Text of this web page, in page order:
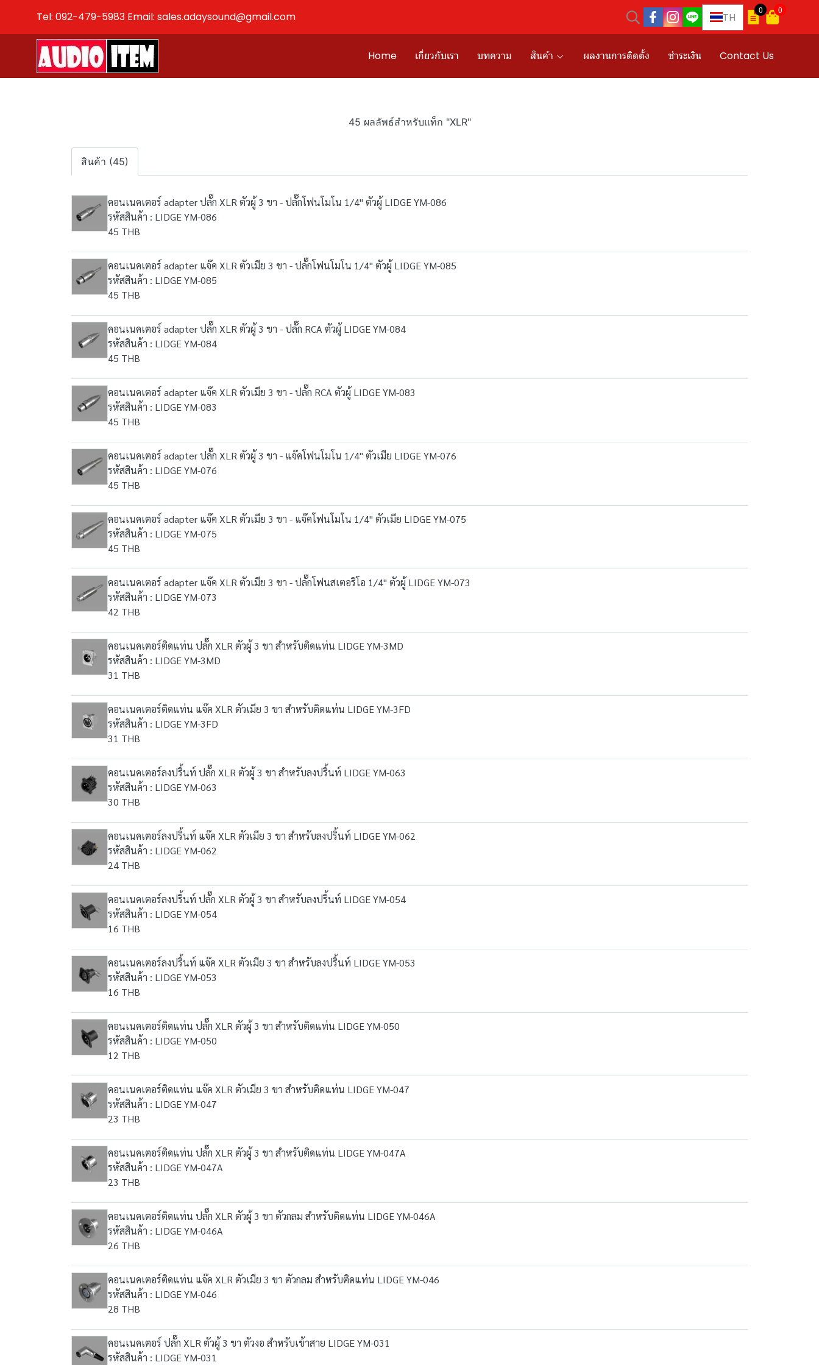
Tel: 092-479-5983 Email: sales.adaysound@gmail.com TH
0 0
Home เกี่ยวกับเรา บทความ สินค้า ผลงานการติดตั้ง ชำระเงิน Contact Us
45 ผลลัพธ์สำหรับแท็ก "XLR"
สินค้า (45)
คอนเนคเตอร์ adapter ปลั๊ก XLR ตัวผู้ 3 ขา - ปลั๊กโฟนโมโน 1/4" ตัวผู้ LIDGE YM-086
รหัสสินค้า : LIDGE YM-086
45 THB
คอนเนคเตอร์ adapter แจ๊ค XLR ตัวเมีย 3 ขา - ปลั๊กโฟนโมโน 1/4" ตัวผู้ LIDGE YM-085
รหัสสินค้า : LIDGE YM-085
45 THB
คอนเนคเตอร์ adapter ปลั๊ก XLR ตัวผู้ 3 ขา - ปลั๊ก RCA ตัวผู้ LIDGE YM-084
รหัสสินค้า : LIDGE YM-084
45 THB
คอนเนคเตอร์ adapter แจ๊ค XLR ตัวเมีย 3 ขา - ปลั๊ก RCA ตัวผู้ LIDGE YM-083
รหัสสินค้า : LIDGE YM-083
45 THB
คอนเนคเตอร์ adapter ปลั๊ก XLR ตัวผู้ 3 ขา - แจ๊คโฟนโมโน 1/4" ตัวเมีย LIDGE YM-076
รหัสสินค้า : LIDGE YM-076
45 THB
คอนเนคเตอร์ adapter แจ๊ค XLR ตัวเมีย 3 ขา - แจ๊คโฟนโมโน 1/4" ตัวเมีย LIDGE YM-075
รหัสสินค้า : LIDGE YM-075
45 THB
คอนเนคเตอร์ adapter แจ๊ค XLR ตัวเมีย 3 ขา - ปลั๊กโฟนสเตอริโอ 1/4" ตัวผู้ LIDGE YM-073
รหัสสินค้า : LIDGE YM-073
42 THB
คอนเนคเตอร์ติดแท่น ปลั๊ก XLR ตัวผู้ 3 ขา สำหรับติดแท่น LIDGE YM-3MD
รหัสสินค้า : LIDGE YM-3MD
31 THB
คอนเนคเตอร์ติดแท่น แจ๊ค XLR ตัวเมีย 3 ขา สำหรับติดแท่น LIDGE YM-3FD
รหัสสินค้า : LIDGE YM-3FD
31 THB
คอนเนคเตอร์ลงปริ้นท์ ปลั๊ก XLR ตัวผู้ 3 ขา สำหรับลงปริ้นท์ LIDGE YM-063
รหัสสินค้า : LIDGE YM-063
30 THB
คอนเนคเตอร์ลงปริ้นท์ แจ๊ค XLR ตัวเมีย 3 ขา สำหรับลงปริ้นท์ LIDGE YM-062
รหัสสินค้า : LIDGE YM-062
24 THB
คอนเนคเตอร์ลงปริ้นท์ ปลั๊ก XLR ตัวผู้ 3 ขา สำหรับลงปริ้นท์ LIDGE YM-054
รหัสสินค้า : LIDGE YM-054
16 THB
คอนเนคเตอร์ลงปริ้นท์ แจ๊ค XLR ตัวเมีย 3 ขา สำหรับลงปริ้นท์ LIDGE YM-053
รหัสสินค้า : LIDGE YM-053
16 THB
คอนเนคเตอร์ติดแท่น ปลั๊ก XLR ตัวผู้ 3 ขา สำหรับติดแท่น LIDGE YM-050
รหัสสินค้า : LIDGE YM-050
12 THB
คอนเนคเตอร์ติดแท่น แจ๊ค XLR ตัวเมีย 3 ขา สำหรับติดแท่น LIDGE YM-047
รหัสสินค้า : LIDGE YM-047
23 THB
คอนเนคเตอร์ติดแท่น ปลั๊ก XLR ตัวผู้ 3 ขา สำหรับติดแท่น LIDGE YM-047A
รหัสสินค้า : LIDGE YM-047A
23 THB
คอนเนคเตอร์ติดแท่น ปลั๊ก XLR ตัวผู้ 3 ขา ตัวกลม สำหรับติดแท่น LIDGE YM-046A
รหัสสินค้า : LIDGE YM-046A
26 THB
คอนเนคเตอร์ติดแท่น แจ๊ค XLR ตัวเมีย 3 ขา ตัวกลม สำหรับติดแท่น LIDGE YM-046
รหัสสินค้า : LIDGE YM-046
28 THB
คอนเนคเตอร์ ปลั๊ก XLR ตัวผู้ 3 ขา ตัวงอ สำหรับเข้าสาย LIDGE YM-031
รหัสสินค้า : LIDGE YM-031